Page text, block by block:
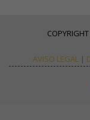
AVISO LEGAL |